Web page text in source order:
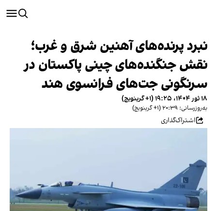
نبرد پرنده‌های آهنین شرق و غرب؛
نقش جنگنده‌های چینی پاکستان در
سرنگونی جت‌های فرانسوی هند
۱۸ ثور ۱۴۰۴، ۱۹:۲۵ (‎+۱ گرینویچ)
به‌روزرسانی: ۲۰:۳۹ (‎+۱ گرینویچ)
اشتراک‌گذاری